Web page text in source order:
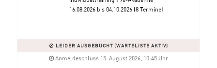
16.08.2026 bis 04.10.2026 (8 Termine)
LEIDER AUSGEBUCHT (WARTELISTE AKTIV)
Anmeldeschluss 15. August 2026, 10:45 Uhr